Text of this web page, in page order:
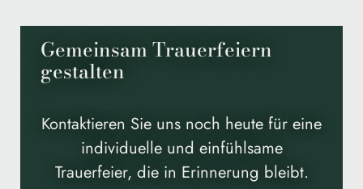
Gemeinsam Trauerfeiern
gestalten
Kontaktieren Sie uns noch heute für eine
individuelle und einfühlsame
Trauerfeier, die in Erinnerung bleibt.